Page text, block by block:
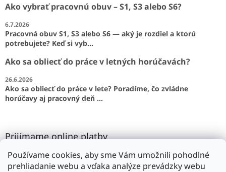
Používame cookies, aby sme Vám umožnili pohodlné
prehliadanie webu a vďaka analýze prevádzky webu
Ako vybrať pracovnú obuv – S1, S3 alebo S6?
6.7.2026
Pracovná obuv S1, S3 alebo S6 — aký je rozdiel a ktorú
potrebujete? Keď si vyb...
Ako sa obliecť do práce v letných horúčavách?
26.6.2026
Ako sa obliecť do práce v lete? Poradíme, čo zvládne
horúčavy aj pracovný deň ...
Prijímame online platby